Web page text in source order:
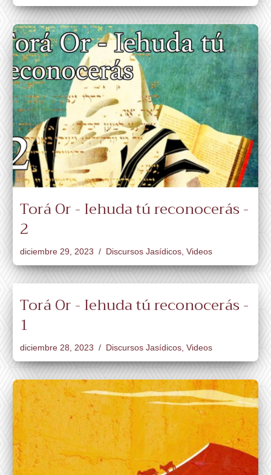
Torá Or - Iehuda tú reconocerás -
2
diciembre 29, 2023 Discursos Jasídicos, Videos
Torá Or - Iehuda tú reconocerás -
1
diciembre 28, 2023 Discursos Jasídicos, Videos